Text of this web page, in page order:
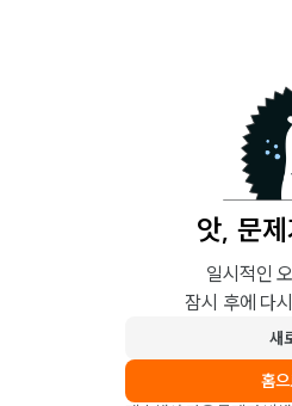
앗, 문
일시적인
잠시 후에 다
새
홈